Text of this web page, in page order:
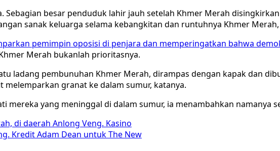
besar penduduk lahir jauh setelah Khmer Merah
sanak keluarga selama kebangkitan dan runtuhnya Khmer
pemimpin oposisi di penjara dan memperingatkan bahwa
Merah bukanlah prioritasnya.
ladang pembunuhan Khmer Merah, dirampas dengan kapak dan
granat ke dalam sumur, katanya.
mereka yang meninggal di dalam sumur, ia menambahkan namanya